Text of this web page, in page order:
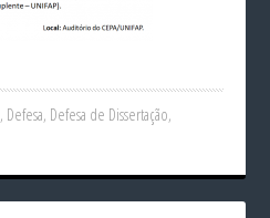
, Defesa, Defesa de Dissertação,